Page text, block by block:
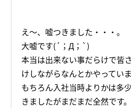
え～、嘘つきました・・・。
大嘘です(´；Д；`)
本当は出来ない事だらけで皆
けしながらなんとかやっていま
もちろん入社当時よりかは多
きましたがまだまだ全然です。